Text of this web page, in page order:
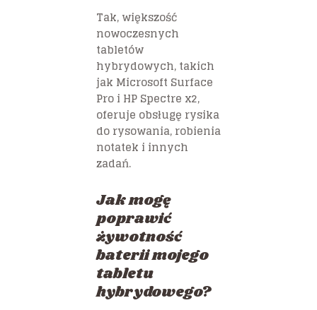
Tak, większość
nowoczesnych
tabletów
hybrydowych, takich
jak Microsoft Surface
Pro i HP Spectre x2,
oferuje obsługę rysika
do rysowania, robienia
notatek i innych
zadań.
Jak mogę
poprawić
żywotność
baterii mojego
tabletu
hybrydowego?